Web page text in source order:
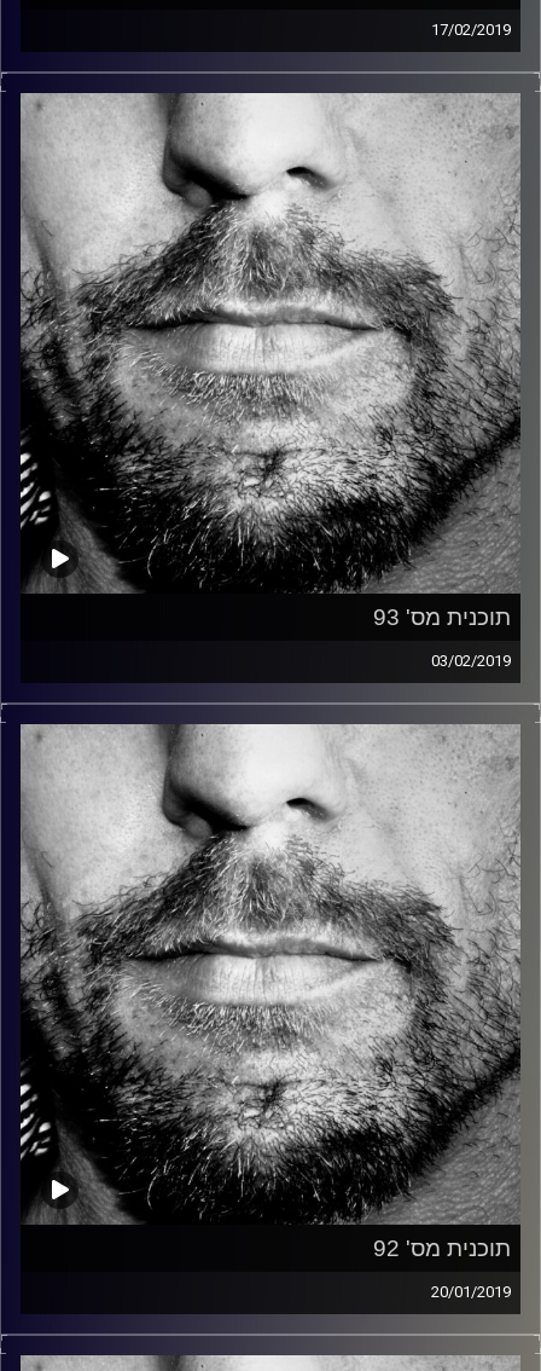
17/02/2019
זיפים, מוזיקה מחוספסת של הופעות חיות. הרבה ג'אם, רוק,
בלוז, bluegrass, ג'אז, Fאנק, פרוגרסיב ואפילו אלקטרוניקה.
כל מה שחי, אמיתי ונושם.
עם שמוליק רגב.
קרדיט תמונות: David Goehring
תוכנית מס' 93
03/02/2019
זיפים, מוזיקה מחוספסת של הופעות חיות. הרבה ג'אם, רוק,
בלוז, bluegrass, ג'אז, Fאנק, פרוגרסיב ואפילו אלקטרוניקה.
כל מה שחי, אמיתי ונושם.
עם שמוליק רגב.
קרדיט תמונות: David Goehring
תוכנית מס' 92
20/01/2019
זיפים, מוזיקה מחוספסת של הופעות חיות. הרבה ג'אם, רוק,
בלוז, bluegrass, ג'אז, Fאנק, פרוגרסיב ואפילו אלקטרוניקה.